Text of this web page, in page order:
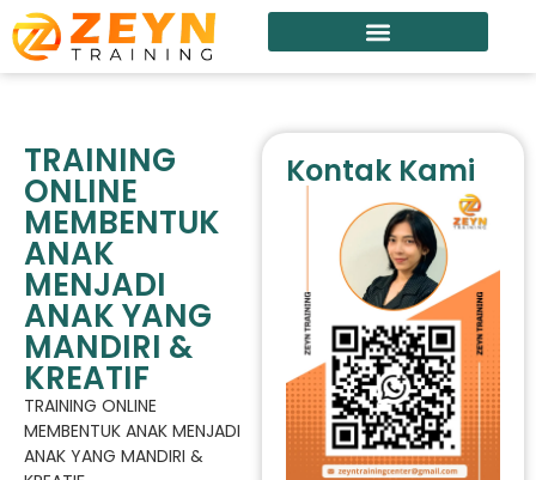
TRAINING
ONLINE
MEMBENTUK
ANAK
MENJADI
ANAK YANG
MANDIRI &
KREATIF
TRAINING ONLINE
MEMBENTUK ANAK MENJADI
ANAK YANG MANDIRI &
Kontak Kami